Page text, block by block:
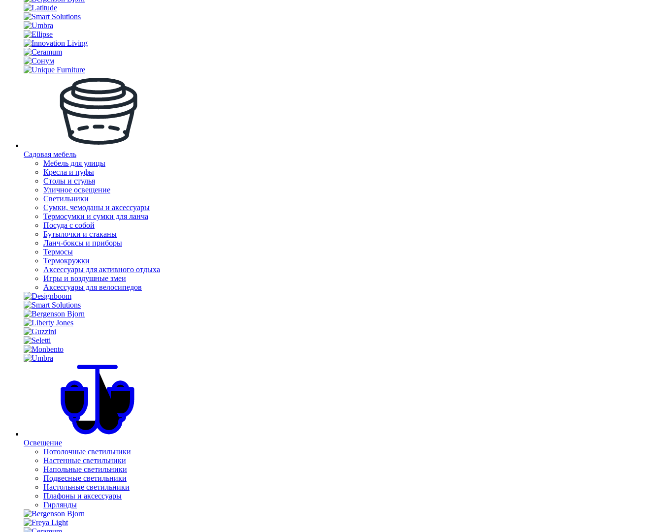
Садовая мебель
Мебель для улицы
Кресла и пуфы
Столы и стулья
Уличное освещение
Светильники
Сумки, чемоданы и аксессуары
Термосумки и сумки для ланча
Посуда с собой
Бутылочки и стаканы
Ланч-боксы и приборы
Термосы
Термокружки
Аксессуары для активного отдыха
Игры и воздушные змеи
Аксессуары для велосипедов
Освещение
Потолочные светильники
Настенные светильники
Напольные светильники
Подвесные светильники
Настольные светильники
Плафоны и аксессуары
Гирлянды